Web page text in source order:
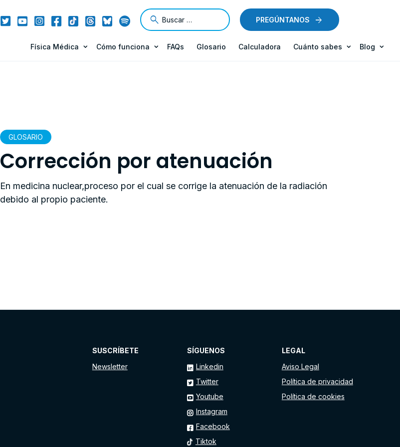
PREGÚNTANOS
Física Médica Cómo funciona FAQs Glosario Calculadora Cuánto sabes Blog
GLOSARIO
Corrección por atenuación
En medicina nuclear,proceso por el cual se corrige la atenuación de la radiación
debido al propio paciente.
SUSCRÍBETE
Newsletter
SÍGUENOS
Linkedin
Twitter
Youtube
Instagram
Facebook
Tiktok
LEGAL
Aviso Legal
Política de privacidad
Política de cookies